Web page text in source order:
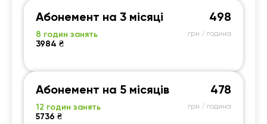
Абонемент на 3 місяці
8 годин занять
3984 ₴
498
грн / година
Абонемент на 5 місяців
12 годин занять
5736 ₴
478
грн / година